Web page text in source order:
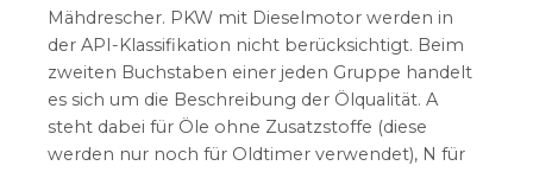
Mähdrescher. PKW mit Dieselmotor werden in
der API-Klassifikation nicht berücksichtigt. Beim
zweiten Buchstaben einer jeden Gruppe handelt
es sich um die Beschreibung der Ölqualität. A
steht dabei für Öle ohne Zusatzstoffe (diese
werden nur noch für Oldtimer verwendet), N für